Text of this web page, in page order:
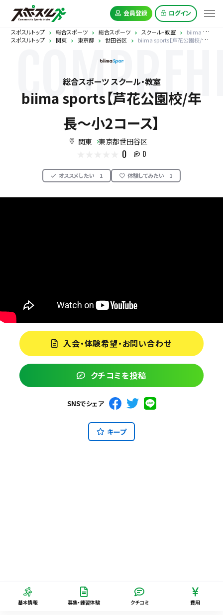
会員登録 ログイン
スポスルトップ 総合スポーツ 総合スポーツ スクール・教室
biima sports【芦花公園校/年長〜小2コース】
スポスルトップ
関東 東京都 世田谷区 biima sports【芦花公園校/年長〜小2コース】
総合スポーツ スクール・教室
biima sports【芦花公園校/年
長〜小2コース】
関東 東京都世田谷区
0 0
オススメしたい 1 体験してみたい 1
入会・体験希望・お問い合わせ
クチコミを投稿
SNSでシェア
キープ
基本情報 募集・練習体験 クチコミ 費用